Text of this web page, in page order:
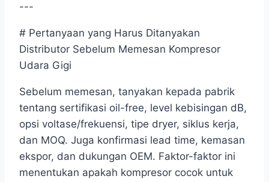
---
# Pertanyaan yang Harus Ditanyakan
Distributor Sebelum Memesan Kompresor
Udara Gigi
Sebelum memesan, tanyakan kepada pabrik
tentang sertifikasi oil-free, level kebisingan dB,
opsi voltase/frekuensi, tipe dryer, siklus kerja,
dan MOQ. Juga konfirmasi lead time, kemasan
ekspor, dan dukungan OEM. Faktor-faktor ini
menentukan apakah kompresor cocok untuk